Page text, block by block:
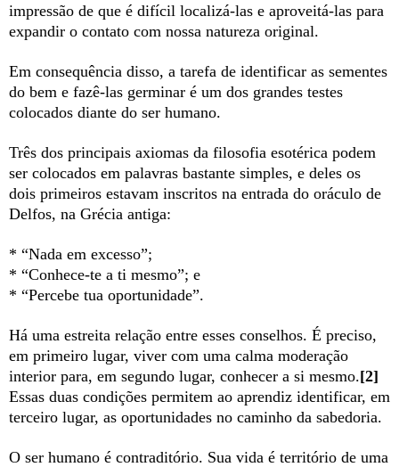
impressão de que é difícil localizá-las e aproveitá-las para
expandir o contato com nossa natureza original.
Em consequência disso, a tarefa de identificar as sementes
do bem e fazê-las germinar é um dos grandes testes
colocados diante do ser humano.
Três dos principais axiomas da filosofia esotérica podem
ser colocados em palavras bastante simples, e deles os
dois primeiros estavam inscritos na entrada do oráculo de
Delfos, na Grécia antiga:
* “Nada em excesso”;
* “Conhece-te a ti mesmo”; e
* “Percebe tua oportunidade”.
Há uma estreita relação entre esses conselhos. É preciso,
em primeiro lugar, viver com uma calma moderação
interior para, em segundo lugar, conhecer a si mesmo.[2]
Essas duas condições permitem ao aprendiz identificar, em
terceiro lugar, as oportunidades no caminho da sabedoria.
O ser humano é contraditório. Sua vida é território de uma